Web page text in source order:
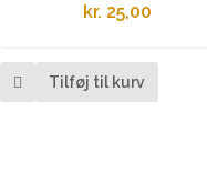
kr. 25,00
Tilføj til kurv